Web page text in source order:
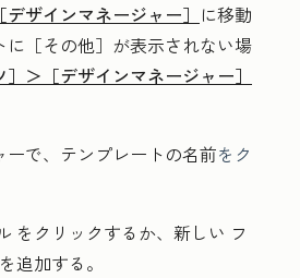
［デザインマネージャー］ に移動
に ［その他］が表示されない場
］＞ ［デザインマネージャー］
ーで、テンプレートの名前をク
をクリックするか、新しい フ
追加する。